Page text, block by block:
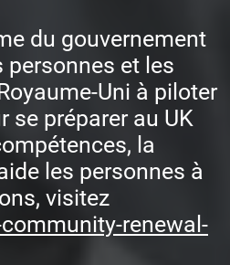
du gouvernement
personnes et les
Uni à piloter
se préparer au UK
la
les personnes à
visitez
renewal-